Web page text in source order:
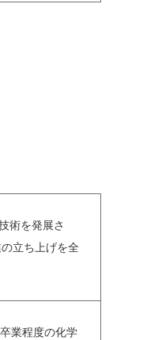
術を発展さ
立ち上げを全
業程度の化学